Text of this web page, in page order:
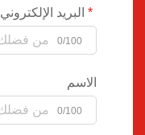
البريد الإلكتروني
0/100
الاسم
0/100